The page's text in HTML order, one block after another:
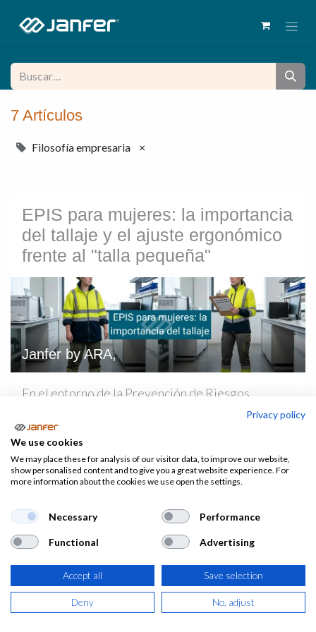
7 Artículos
Filosofía empresaria ×
EPIS para mujeres: la importancia
del tallaje y el ajuste ergonómico
frente al "talla pequeña"
Janfer by ARA,
En el entorno de la Prevención de Riesgos
Laborales (PRL), la selección de un Equipo de
Protección Individual (EPI) solo es eficaz si se
ajusta correctamente al usuario. Sin embargo,
históricamente, e...
Riesgos Laborales
Ropa de trabajo Salud
27 may. 2026
Privacy policy
We use cookies
We may place these for analysis of our visitor data, to improve our website,
show personalised content and to give you a great website experience. For
more information about the cookies we use open the settings.
Necessary Performance
Functional Advertising
Accept all Save selection
Deny No, adjust